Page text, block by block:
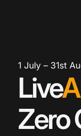
1 July – 31st
Live
Zero